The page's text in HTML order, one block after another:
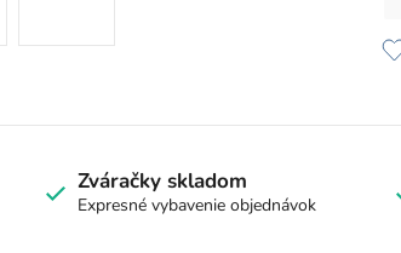
Zváračky skladom
Expresné vybavenie objednávok